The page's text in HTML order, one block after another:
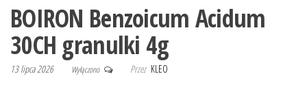
BOIRON Benzoicum Acidum
30CH granulki 4g
13 lipca 2026 Wyłączono Przez KLEO